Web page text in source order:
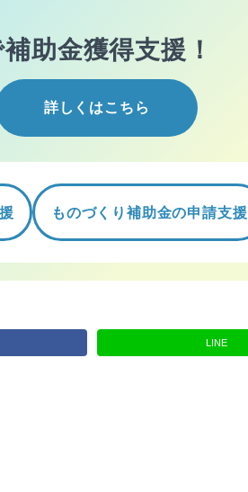
補助金獲得支援！
詳しくはこちら
ものづくり補助金の申請支援
LINE